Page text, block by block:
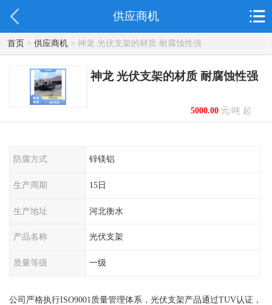
供应商机
首页> 供应商机> 神龙 光伏支架的材质 耐腐蚀性强
神龙 光伏支架的材质 耐腐蚀性强
5000.00元/吨 起
防腐方式 锌镁铝
生产周期 15日
生产地址 河北衡水
产品名称 光伏支架
质量等级 一级
公司严格执行ISO9001质量管理体系，光伏支架产品通过TUV认证，